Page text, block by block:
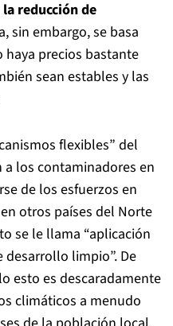
reducción de
sin embargo, se basa
precios bastante
sean estables y las
flexibles” del
los contaminadores en
de los esfuerzos en
otros países del Norte
se le llama “aplicación
limpio”. De
esto es descaradamente
climáticos a menudo